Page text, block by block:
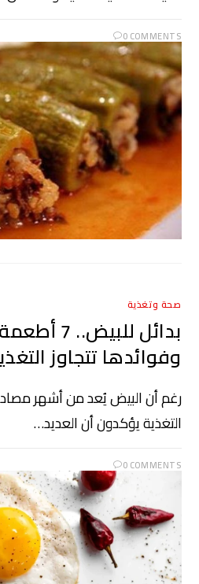
0 COMMENTS
صحة وتغذية
بدائل
وفوائدها تتجاوز
رغم أن البيض يُعد من أشهر مصادر
التغذية يؤكدون أن العديد…
0 COMMENTS